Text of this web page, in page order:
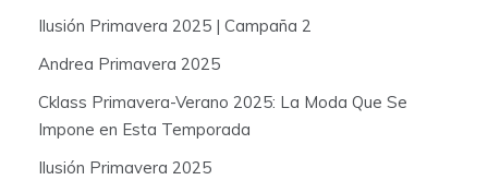
rIlusión Primavera 2025 | Campaña 2
Andrea Primavera 2025
Cklass Primavera-Verano 2025: La Moda Que Se
Impone en Esta Temporada
Ilusión Primavera 2025